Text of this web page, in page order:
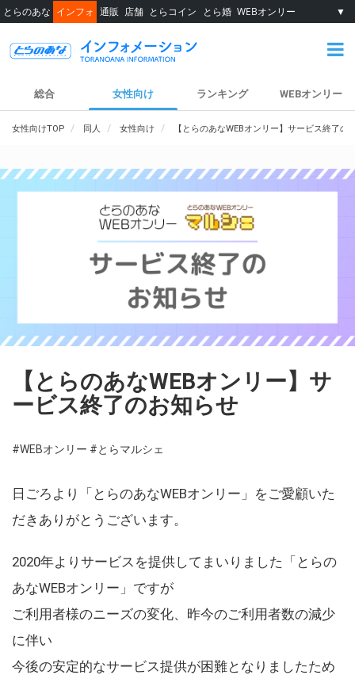
とらのあな インフォ 通販 店舗 とらコイン とら婚 WEBオンリー ▼
総合 女性向け ランキング WEBオンリー
女性向けTOP 同人 女性向け 【とらのあなWEBオンリー】サービス終了の
【とらのあなWEBオンリー】サ
ービス終了のお知らせ
#WEBオンリー #とらマルシェ
日ごろより「とらのあなWEBオンリー」をご愛顧いた
だきありがとうございます。
2020年よりサービスを提供してまいりました「とらの
あなWEBオンリー」ですが
ご利用者様のニーズの変化、昨今のご利用者数の減少
に伴い
今後の安定的なサービス提供が困難となりましたため